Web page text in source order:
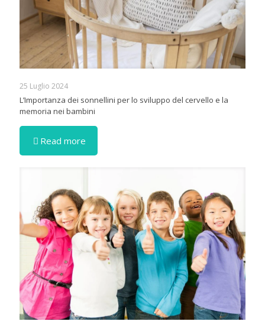
25 Luglio 2024
L’Importanza dei sonnellini per lo sviluppo del cervello e la
memoria nei bambini
Read more